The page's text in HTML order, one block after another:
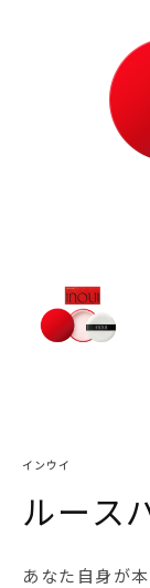
インウイ
ルース
あなた自身が